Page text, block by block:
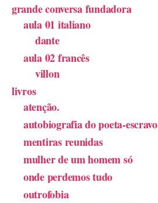
grande conversa fundadora
aula 01 italiano
dante
aula 02 francês
villon
livros
atenção.
autobiografia do poeta-escravo
mentiras reunidas
mulher de um homem só
onde perdemos tudo
outrofobia